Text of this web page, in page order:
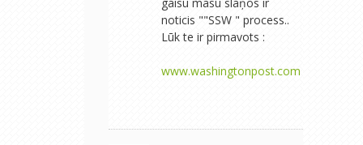
noticis ""SSW " process..
Lūk te ir pirmavots :
www.washingtonpost.com